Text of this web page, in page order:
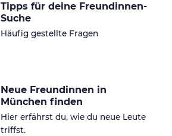
Tipps für deine Freundinnen-
Suche
Häufig gestellte Fragen
Neue Freundinnen in
München finden
Hier erfährst du, wie du neue Leute
triffst.